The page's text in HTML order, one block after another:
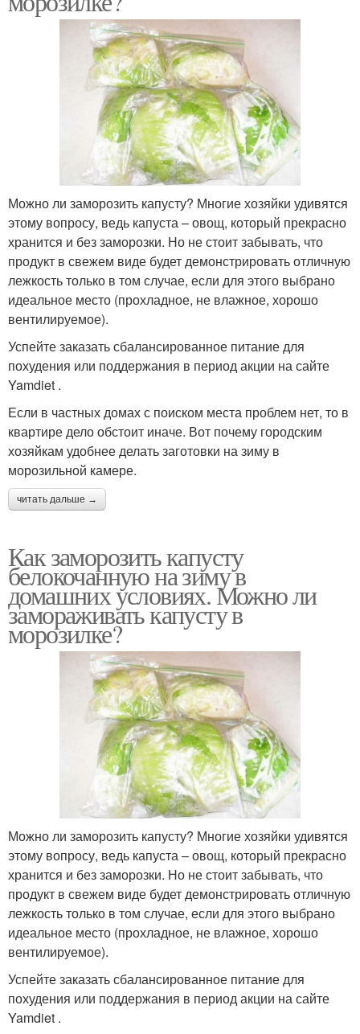
Можно ли заморозить капусту? Многие хозяйки удивятся
этому вопросу, ведь капуста – овощ, который прекрасно
хранится и без заморозки. Но не стоит забывать, что
продукт в свежем виде будет демонстрировать отличную
лежкость только в том случае, если для этого выбрано
идеальное место (прохладное, не влажное, хорошо
вентилируемое).
Успейте заказать сбалансированное питание для
похудения или поддержания в период акции на сайте
Yamdiet .
Если в частных домах с поиском места проблем нет, то в
квартире дело обстоит иначе. Вот почему городским
хозяйкам удобнее делать заготовки на зиму в
морозильной камере.
читать дальше →
Как заморозить капусту
белокочанную на зиму в
домашних условиях. Можно ли
замораживать капусту в
морозилке?
Можно ли заморозить капусту? Многие хозяйки удивятся
этому вопросу, ведь капуста – овощ, который прекрасно
хранится и без заморозки. Но не стоит забывать, что
продукт в свежем виде будет демонстрировать отличную
лежкость только в том случае, если для этого выбрано
идеальное место (прохладное, не влажное, хорошо
вентилируемое).
Успейте заказать сбалансированное питание для
похудения или поддержания в период акции на сайте
Yamdiet .